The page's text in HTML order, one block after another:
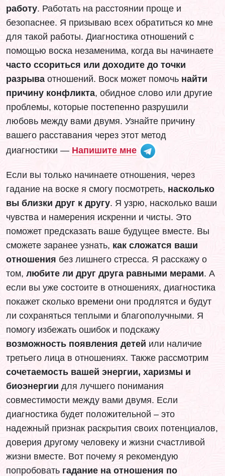
работу. Работать на расстоянии проще и
безопаснее. Я призываю всех обратиться ко мне
для такой работы. Диагностика отношений с
помощью воска незаменима, когда вы начинаете
часто ссориться или доходите до точки
разрыва отношений. Воск может помочь найти
причину конфликта, обидное слово или другие
проблемы, которые постепенно разрушили
любовь между вами двумя. Узнайте причину
вашего расставания через этот метод
диагностики — Напишите мне
Если вы только начинаете отношения, через
гадание на воске я смогу посмотреть, насколько
вы близки друг к другу. Я узрю, насколько ваши
чувства и намерения искренни и чисты. Это
поможет предсказать ваше будущее вместе. Вы
сможете заранее узнать, как сложатся ваши
отношения без лишнего стресса. Я расскажу о
том, любите ли друг друга равными мерами. А
если вы уже состоите в отношениях, диагностика
покажет сколько времени они продлятся и будут
ли сохраняться теплыми и благополучными. Я
помогу избежать ошибок и подскажу
возможность появления детей или наличие
третьего лица в отношениях. Также рассмотрим
сочетаемость вашей энергии, харизмы и
биоэнергии для лучшего понимания
совместимости между вами двумя. Если
диагностика будет положительной – это
надежный признак раскрытия своих потенциалов,
доверия другому человеку и жизни счастливой
жизни вместе. Вот почему я рекомендую
попробовать гадание на отношения по